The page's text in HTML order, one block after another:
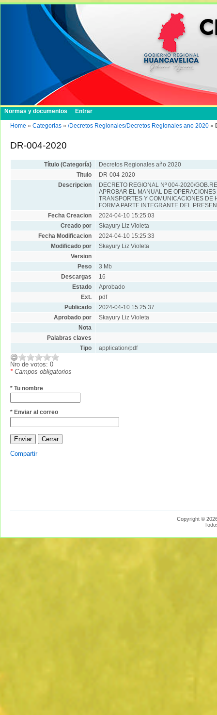
Normas y documentos Entrar
Home » Categorias » /Decretos Regionales/Decretos Regionales ano 2020 »
DR-004-2020
Título (Categoría)
Decretos Regionales año 2020
Titulo
DR-004-2020
Descripcion
DECRETO REGIONAL Nº 004-2020/
APROBAR EL MANUAL DE
TRANSPORTES Y COMUNICACIONES DE
FORMA PARTE INTEGRANTE DEL
Fecha Creacion
2024-04-10 15:25:03
Creado por
Skayury Liz Violeta
Fecha Modificacion
2024-04-10 15:25:33
Modificado por
Skayury Liz Violeta
Version
Peso
3 Mb
Descargas
16
Estado
Aprobado
Ext.
pdf
Publicado
2024-04-10 15:25:37
Aprobado por
Skayury Liz Violeta
Nota
Palabras claves
Tipo
application/pdf
Nro de votos: 0
*Campos obligatorios
* Tu nombre
* Enviar al correo
Compartir
Copyright ©